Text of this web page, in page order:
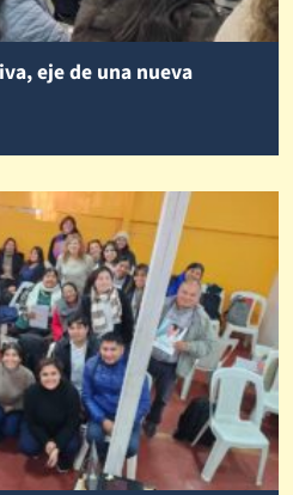
eje de una nueva